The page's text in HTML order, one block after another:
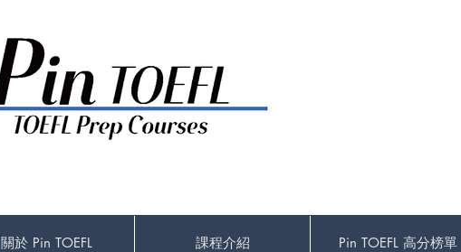
關於 Pin TOEFL 課程介紹 Pin TOEFL 高分榜單